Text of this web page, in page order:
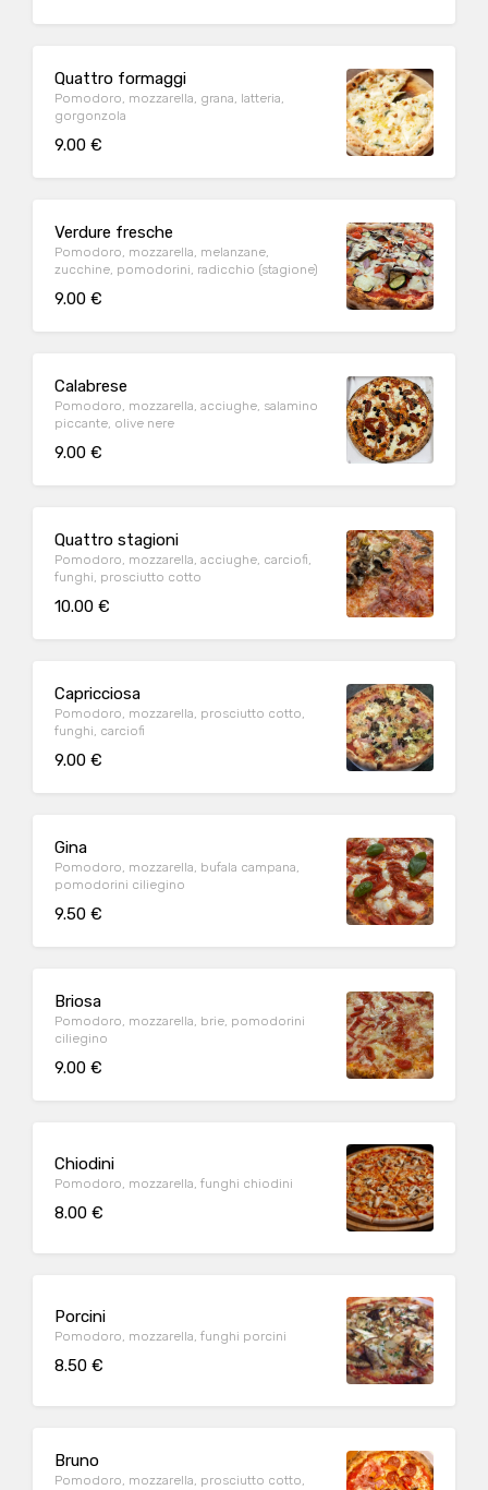
Quattro formaggi
Pomodoro, mozzarella, grana, latteria,
gorgonzola
9.00 €
Verdure fresche
Pomodoro, mozzarella, melanzane,
zucchine, pomodorini, radicchio (stagione)
9.00 €
Calabrese
Pomodoro, mozzarella, acciughe, salamino
piccante, olive nere
9.00 €
Quattro stagioni
Pomodoro, mozzarella, acciughe, carciofi,
funghi, prosciutto cotto
10.00 €
Capricciosa
Pomodoro, mozzarella, prosciutto cotto,
funghi, carciofi
9.00 €
Gina
Pomodoro, mozzarella, bufala campana,
pomodorini ciliegino
9.50 €
Briosa
Pomodoro, mozzarella, brie, pomodorini
ciliegino
9.00 €
Chiodini
Pomodoro, mozzarella, funghi chiodini
8.00 €
Porcini
Pomodoro, mozzarella, funghi porcini
8.50 €
Bruno
Pomodoro, mozzarella, prosciutto cotto,